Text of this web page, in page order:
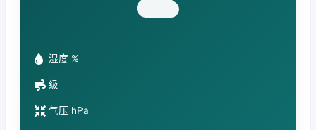
湿度 %
级
气压 hPa